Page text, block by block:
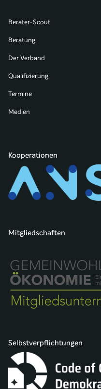
Berater-Scout
Beratung
Der Verband
Qualifizierung
Termine
Medien
Kooperationen
Mitgliedschaften
Selbstverpflichtungen